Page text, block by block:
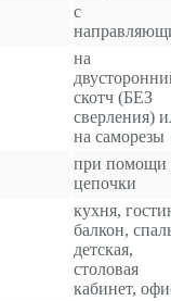
с
на
скотч (БЕЗ
сверления)
на саморезы
при помощи
цепочки
кухня,
балкон,
детская,
столовая
кабинет,